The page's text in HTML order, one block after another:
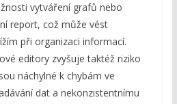
vytváření grafů nebo
report, což může vést
při organizaci informací.
editory zvyšuje taktéž riziko
náchylné k chybám ve
dat a nekonzistentnímu